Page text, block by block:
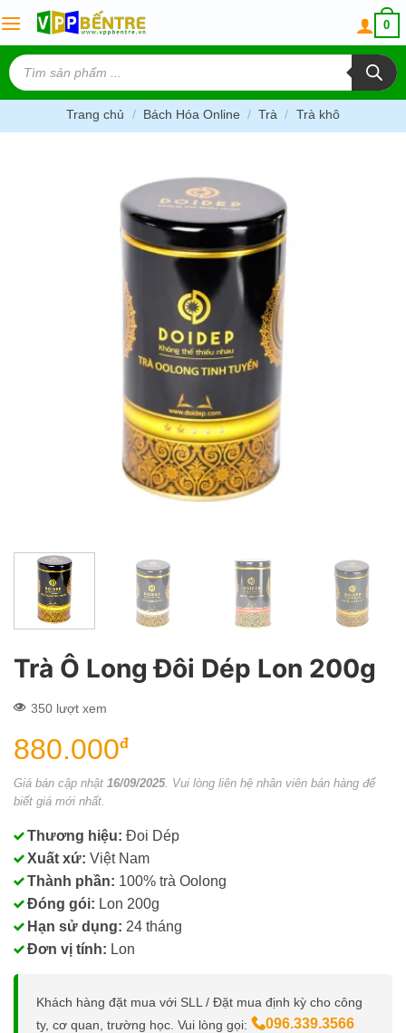
to
content
0
Tìm
kiếm
sản
phẩm
Trang chủ / Bách Hóa Online / Trà / Trà khô
Trà Ô Long Đôi Dép Lon 200g
350 lượt xem
880.000đ
Giá bán cập nhật 16/09/2025. Vui lòng liên hệ nhân viên bán hàng để
biết giá mới nhất.
Thương hiệu: Đoi Dép
Xuất xứ: Việt Nam
Thành phần: 100% trà Oolong
Đóng gói: Lon 200g
Hạn sử dụng: 24 tháng
Đơn vị tính: Lon
Khách hàng đặt mua với SLL / Đặt mua định kỳ cho công
ty, cơ quan, trường học. Vui lòng gọi:
096.339.3566